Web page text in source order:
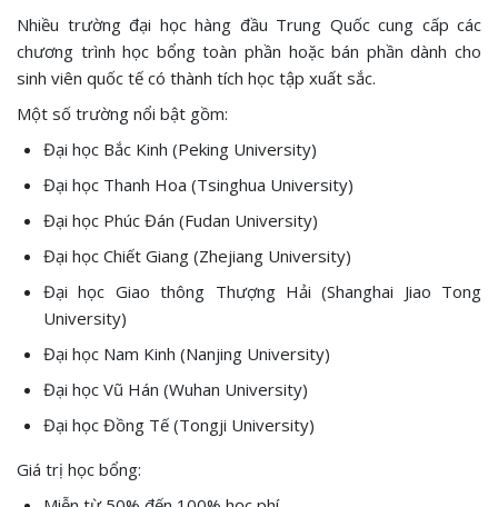
Nhiều trường đại học hàng đầu Trung Quốc cung cấp các
chương trình học bổng toàn phần hoặc bán phần dành cho
sinh viên quốc tế có thành tích học tập xuất sắc.
Một số trường nổi bật gồm:
Đại học Bắc Kinh (Peking University)
Đại học Thanh Hoa (Tsinghua University)
Đại học Phúc Đán (Fudan University)
Đại học Chiết Giang (Zhejiang University)
Đại học Giao thông Thượng Hải (Shanghai Jiao Tong
University)
Đại học Nam Kinh (Nanjing University)
Đại học Vũ Hán (Wuhan University)
Đại học Đồng Tế (Tongji University)
Giá trị học bổng: